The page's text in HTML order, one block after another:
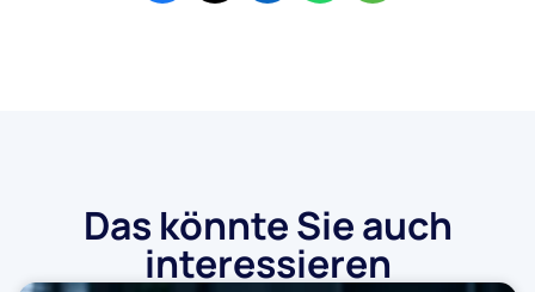
Das könnte Sie auch
interessieren